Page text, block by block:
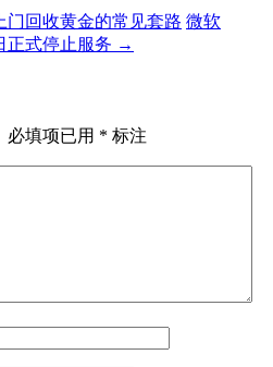
门回收黄金的常见套路 微软
正式停止服务 →
必填项已用 * 标注